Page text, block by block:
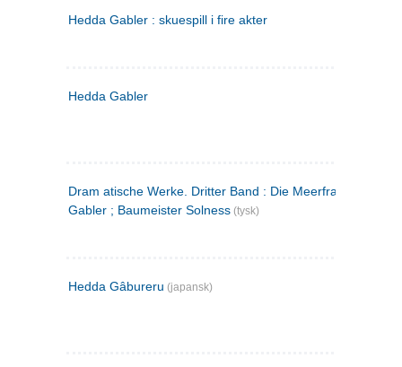
Hedda Gabler : skuespill i fire akter
Hedda Gabler
Dram atische Werke. Dritter Band : Die Meerfrau ; Hedda
Gabler ; Baumeister Solness (tysk)
Hedda Gâbureru (japansk)